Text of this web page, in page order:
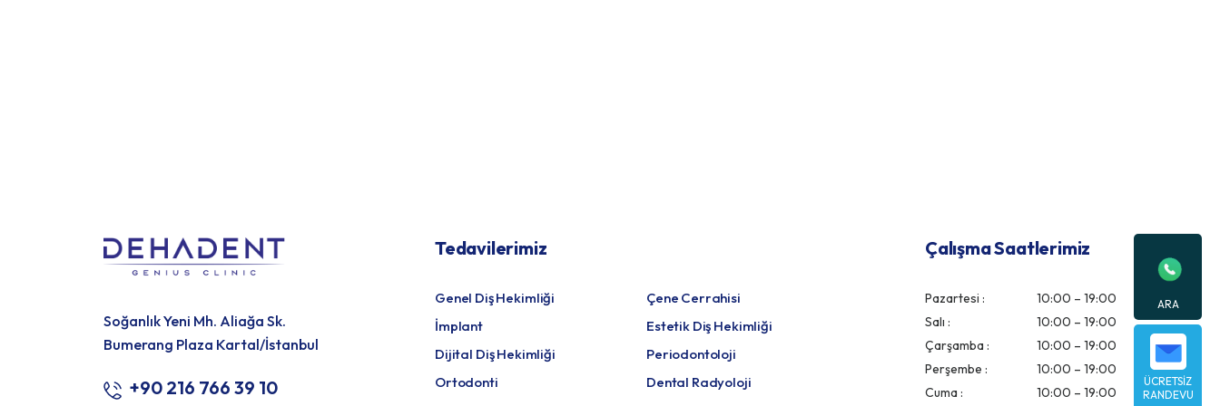
Soğanlık Yeni Mh. Aliağa Sk.
Bumerang Plaza Kartal/İstanbul
+90 216 766 39 10
Tedavilerimiz
Genel Diş Hekimliği
Çene Cerrahisi
İmplant
Estetik Diş Hekimliği
Dijital Diş Hekimliği
Periodontoloji
Ortodonti
Dental Radyoloji
Çalışma Saatlerimiz
Pazartesi :
10:00 – 19:00
Salı :
10:00 – 19:00
Çarşamba :
10:00 – 19:00
Perşembe :
10:00 – 19:00
Cuma :
10:00 – 19:00
ARA
ÜCRETSİZ
RANDEVU